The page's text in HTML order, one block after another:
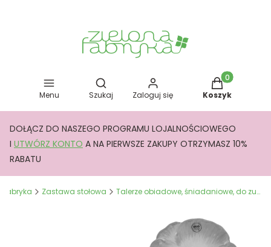
Menu
Otwórz wyszukiwarkę
Szukaj Zaloguj się
Produkty w
Koszyk
DOŁĄCZ DO NASZEGO PROGRAMU LOJALNOŚCIOWEGO
I UTWÓRZ KONTO A NA PIERWSZE ZAKUPY OTRZYMASZ 10%
RABATU
Fabryka Zastawa stołowa Talerze obiadowe, śniadaniowe, do zupy